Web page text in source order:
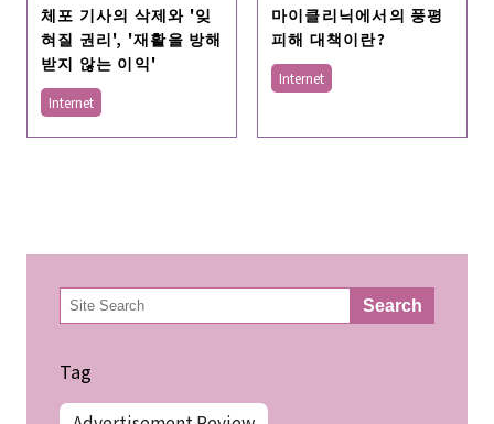
체포 기사의 삭제와 '잊
혀질 권리', '재활을 방해
받지 않는 이익'
Internet
마이클리닉에서의 풍평
피해 대책이란?
Internet
検
索 Search
Tag